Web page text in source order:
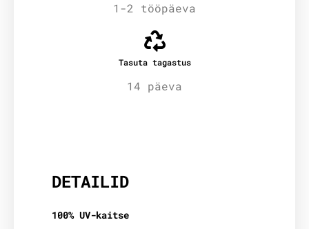
1-2 tööpäeva
Tasuta tagastus
14 päeva
DETAILID
100% UV-kaitse